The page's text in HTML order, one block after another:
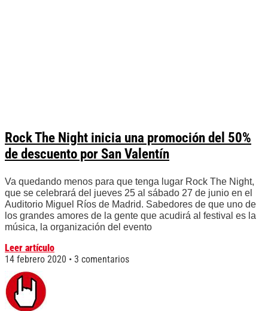
Rock The Night inicia una promoción del 50%
de descuento por San Valentín
Va quedando menos para que tenga lugar Rock The Night,
que se celebrará del jueves 25 al sábado 27 de junio en el
Auditorio Miguel Ríos de Madrid. Sabedores de que uno de
los grandes amores de la gente que acudirá al festival es la
música, la organización del evento
Leer artículo
14 febrero 2020
3 comentarios